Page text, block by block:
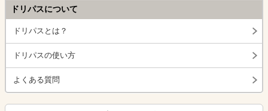
ドリパスについて
ドリパスとは？
ドリパスの使い方
よくある質問